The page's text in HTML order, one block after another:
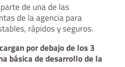
de una de las
de la agencia para
rápidos y seguros.
por debajo de los 3
básica de desarrollo de la